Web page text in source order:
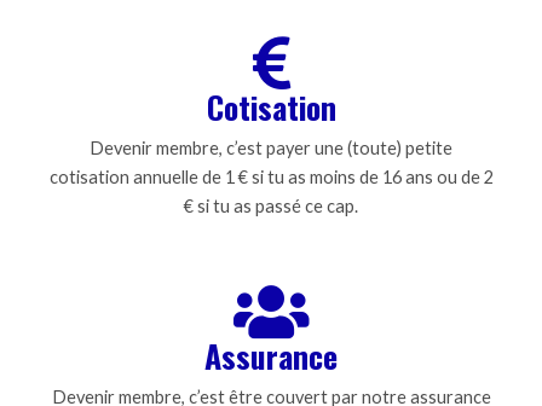
Cotisation
Devenir membre, c’est payer une (toute) petite
cotisation annuelle de 1 € si tu as moins de 16 ans ou de 2
€ si tu as passé ce cap.
Assurance
Devenir membre, c’est être couvert par notre assurance